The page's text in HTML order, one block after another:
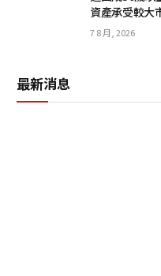
資產承受較大
7 8 月, 2026
最新消息